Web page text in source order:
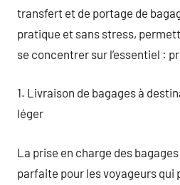
transfert et de portage de
pratique et sans stress,
se concentrer sur l’essentiel :
1. Livraison de bagages à
léger
La prise en charge des
parfaite pour les voyageurs qui